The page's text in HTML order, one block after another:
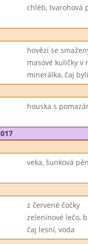
chléb, tvarohová
hovězí se
masové kuličky v
minerálka, čaj
houska s
veka, šunková
z červené čočky
zeleninové lečo,
čaj lesní, voda